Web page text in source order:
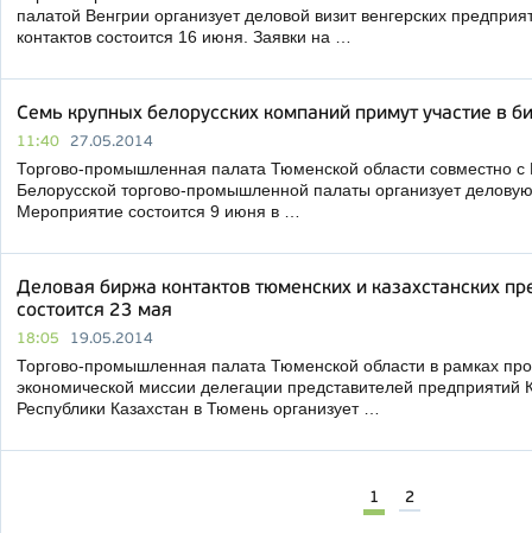
палатой Венгрии организует деловой визит венгерских
контактов состоится 16 июня. Заявки на …
Семь крупных белорусских компаний примут участие в
11:40 27.05.2014
Торгово-промышленная палата Тюменской области совместно с
Белорусской торгово-промышленной палаты организует
Мероприятие состоится 9 июня в …
Деловая биржа контактов тюменских и казахстанских
состоится 23 мая
18:05 19.05.2014
Торгово-промышленная палата Тюменской области в рамках
экономической миссии делегации представителей предприятий
Республики Казахстан в Тюмень организует …
1 2